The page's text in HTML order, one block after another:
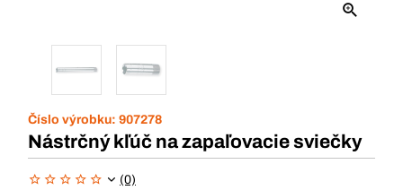
Číslo výrobku: 907278
Nástrčný kľúč na zapaľovacie sviečky
(0)